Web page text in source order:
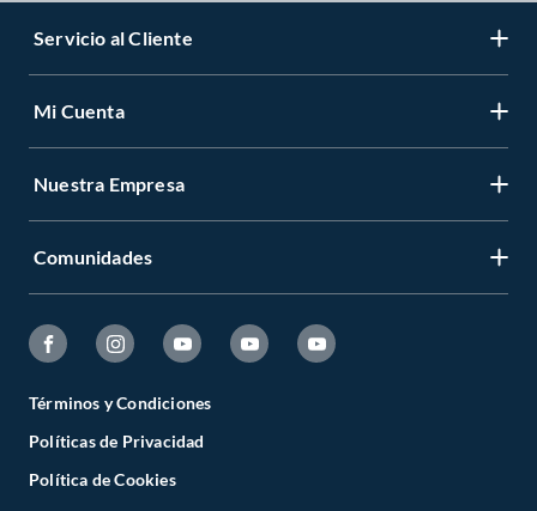
Servicio al Cliente
Mi Cuenta
Nuestra Empresa
Comunidades
Términos y Condiciones
Políticas de Privacidad
Política de Cookies